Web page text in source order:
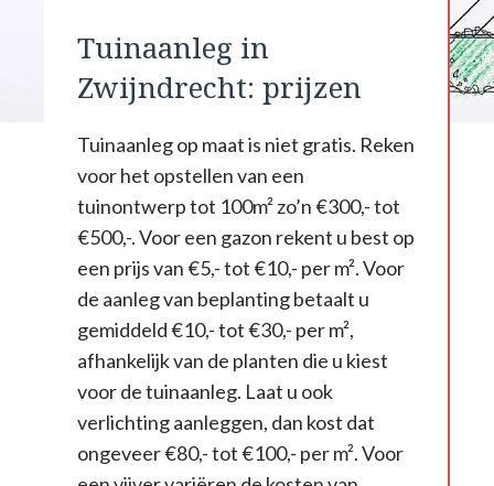
Tuinaanleg in
Zwijndrecht: prijzen
Tuinaanleg op maat is niet gratis. Reken
voor het opstellen van een
tuinontwerp tot 100m² zo’n €300,- tot
€500,-. Voor een gazon rekent u best op
een prijs van €5,- tot €10,- per m². Voor
de aanleg van beplanting betaalt u
gemiddeld €10,- tot €30,- per m²,
afhankelijk van de planten die u kiest
voor de tuinaanleg. Laat u ook
verlichting aanleggen, dan kost dat
ongeveer €80,- tot €100,- per m². Voor